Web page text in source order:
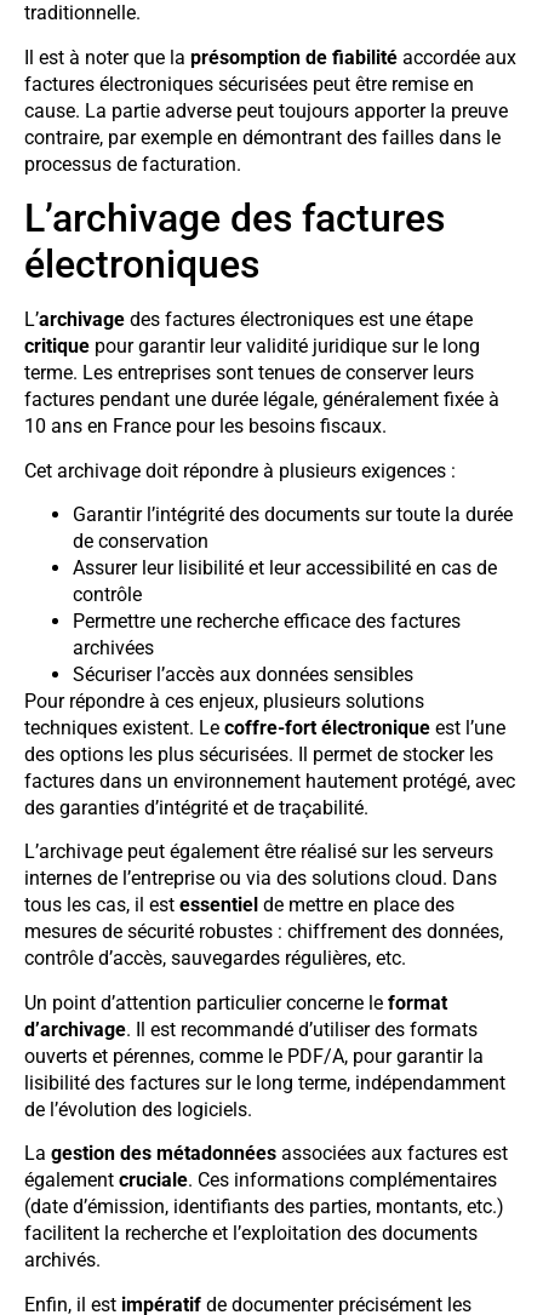
traditionnelle.
Il est à noter que la présomption de fiabilité accordée aux
factures électroniques sécurisées peut être remise en
cause. La partie adverse peut toujours apporter la preuve
contraire, par exemple en démontrant des failles dans le
processus de facturation.
L’archivage des factures
électroniques
L’archivage des factures électroniques est une étape
critique pour garantir leur validité juridique sur le long
terme. Les entreprises sont tenues de conserver leurs
factures pendant une durée légale, généralement fixée à
10 ans en France pour les besoins fiscaux.
Cet archivage doit répondre à plusieurs exigences :
Garantir l’intégrité des documents sur toute la durée
de conservation
Assurer leur lisibilité et leur accessibilité en cas de
contrôle
Permettre une recherche efficace des factures
archivées
Sécuriser l’accès aux données sensibles
Pour répondre à ces enjeux, plusieurs solutions
techniques existent. Le coffre-fort électronique est l’une
des options les plus sécurisées. Il permet de stocker les
factures dans un environnement hautement protégé, avec
des garanties d’intégrité et de traçabilité.
L’archivage peut également être réalisé sur les serveurs
internes de l’entreprise ou via des solutions cloud. Dans
tous les cas, il est essentiel de mettre en place des
mesures de sécurité robustes : chiffrement des données,
contrôle d’accès, sauvegardes régulières, etc.
Un point d’attention particulier concerne le format
d’archivage. Il est recommandé d’utiliser des formats
ouverts et pérennes, comme le PDF/A, pour garantir la
lisibilité des factures sur le long terme, indépendamment
de l’évolution des logiciels.
La gestion des métadonnées associées aux factures est
également cruciale. Ces informations complémentaires
(date d’émission, identifiants des parties, montants, etc.)
facilitent la recherche et l’exploitation des documents
archivés.
Enfin, il est impératif de documenter précisément les